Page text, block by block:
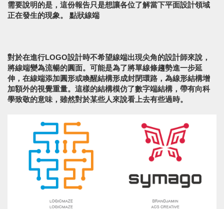
需要說明的是，這份報告只是想讓各位了解當下平面設計領域
正在發生的現象。 點狀線端
對於在進行LOGO設計時不希望線端出現尖角的設計師來說，
將線端變為流暢的圓面。可能是為了將單線條趨勢進一步延
伸，在線端添加圓形或喚醒結構形成封閉環路，為線形結構增
加額外的視覺重量。這樣的結構模仿了數字端結構，帶有向科
學致敬的意味，雖然對於某些人來說看上去有些過時。